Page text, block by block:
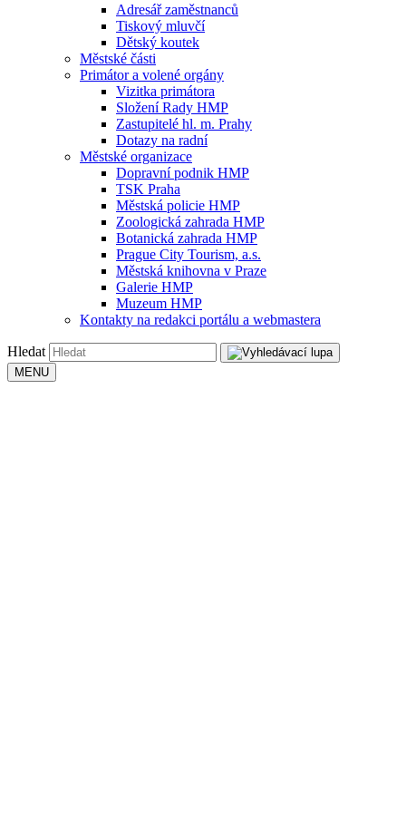
Adresář zaměstnanců
Tiskový mluvčí
Dětský koutek
Městské části
Primátor a volené orgány
Vizitka primátora
Složení Rady HMP
Zastupitelé hl. m. Prahy
Dotazy na radní
Městské organizace
Dopravní podnik HMP
TSK Praha
Městská policie HMP
Zoologická zahrada HMP
Botanická zahrada HMP
Prague City Tourism, a.s.
Městská knihovna v Praze
Galerie HMP
Muzeum HMP
Kontakty na redakci portálu a webmastera
Hledat
MENU